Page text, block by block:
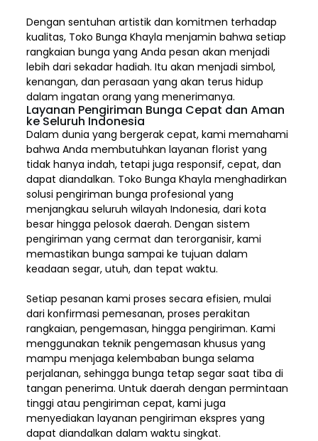
Dengan sentuhan artistik dan komitmen terhadap
kualitas, Toko Bunga Khayla menjamin bahwa setiap
rangkaian bunga yang Anda pesan akan menjadi
lebih dari sekadar hadiah. Itu akan menjadi simbol,
kenangan, dan perasaan yang akan terus hidup
dalam ingatan orang yang menerimanya.
Layanan Pengiriman Bunga Cepat dan Aman
ke Seluruh Indonesia
Dalam dunia yang bergerak cepat, kami memahami
bahwa Anda membutuhkan layanan florist yang
tidak hanya indah, tetapi juga responsif, cepat, dan
dapat diandalkan. Toko Bunga Khayla menghadirkan
solusi pengiriman bunga profesional yang
menjangkau seluruh wilayah Indonesia,dari kota
besar hingga pelosok daerah. Dengan sistem
pengiriman yang cermat dan terorganisir, kami
memastikan bunga sampai ke tujuan dalam
keadaan segar, utuh, dan tepat waktu.
Setiap pesanan kami proses secara efisien, mulai
dari konfirmasi pemesanan, proses perakitan
rangkaian, pengemasan, hingga pengiriman. Kami
menggunakan teknik pengemasan khusus yang
mampu menjaga kelembaban bunga selama
perjalanan, sehingga bunga tetap segar saat tiba di
tangan penerima. Untuk daerah dengan permintaan
tinggi atau pengiriman cepat, kami juga
menyediakan layanan pengiriman ekspres yang
dapat diandalkan dalam waktu singkat.